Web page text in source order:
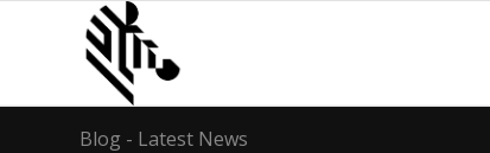
Blog - Latest News